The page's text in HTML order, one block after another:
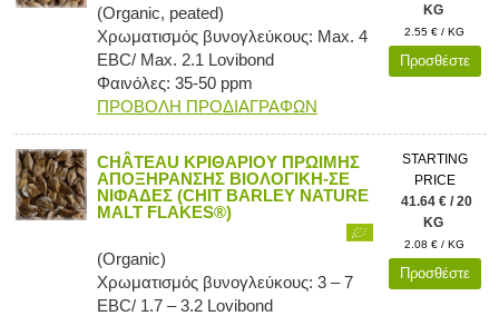
(Organic, peated)
Χρωματισμός βυνογλεύκους: Max. 4
EBC/ Max. 2.1 Lovibond
Φαινόλες: 35-50 ppm
ΠΡΟΒΟΛΗ ΠΡΟΔΙΑΓΡΑΦΩΝ
KG
2.55 € / KG
Προσθέστε
CHÂTEAU ΚΡΙΘΑΡΙΟΥ ΠΡΩΙΜΗΣ
ΑΠΟΞΗΡΑΝΣΗΣ ΒΙΟΛΟΓΙΚΗ-ΣΕ
ΝΙΦΑΔΕΣ (CHIT BARLEY NATURE
MALT FLAKES®)
(Organic)
Χρωματισμός βυνογλεύκους: 3 – 7
EBC/ 1.7 – 3.2 Lovibond
STARTING
PRICE
41.64 € / 20
KG
2.08 € / KG
Προσθέστε